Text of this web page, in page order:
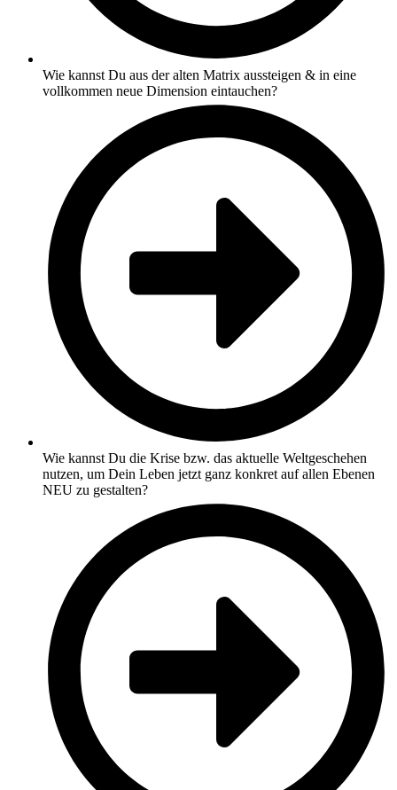
Wie kannst Du aus der alten Matrix aussteigen & in eine
vollkommen neue Dimension eintauchen?
Wie kannst Du die Krise bzw. das aktuelle Weltgeschehen
nutzen, um Dein Leben jetzt ganz konkret auf allen Ebenen
NEU zu gestalten?